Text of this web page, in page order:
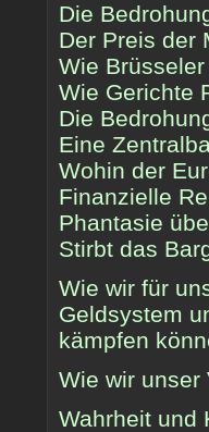
Die
Der Preis der
Wie
Wie Gerichte
Die
Eine
Wohin der
Finanzielle
Phantasie
Stirbt das
Wie wir für
Geldsystem
kämpfen
Wie wir unser
Wahrheit und